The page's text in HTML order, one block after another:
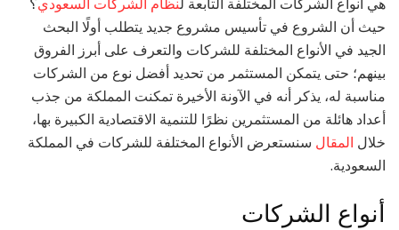
حيث أن الشروع في تأسيس مشروع جديد يتطلب أولًا البحث
الجيد في الأنواع المختلفة للشركات والتعرف على أبرز الفروق
بينهم؛ حتى يتمكن المستثمر من تحديد أفضل نوع من الشركات
مناسبة له، يذكر أنه في الآونة الأخيرة تمكنت المملكة من جذب
أعداد هائلة من المستثمرين نظرًا للتنمية الاقتصادية الكبيرة بها،
خلال المقال سنستعرض الأنواع المختلفة للشركات في المملكة
السعودية.
أنواع الشركات